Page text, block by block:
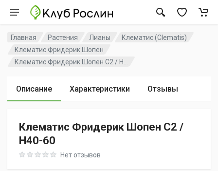
Главная Растения Лианы
Клематис (Clematis)
Клематис Фридерик Шопен
Клематис Фридерик Шопен C2 / H...
Описание Характеристики Отзывы
Клематис Фридерик Шопен C2 /
H40-60
Rating: 0 out of 5Нет отзывов